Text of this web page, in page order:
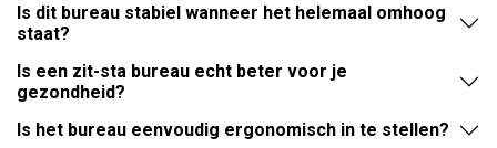
Is dit bureau stabiel wanneer het helemaal omhoog
staat?
Is een zit-sta bureau echt beter voor je
gezondheid?
Is het bureau eenvoudig ergonomisch in te stellen?